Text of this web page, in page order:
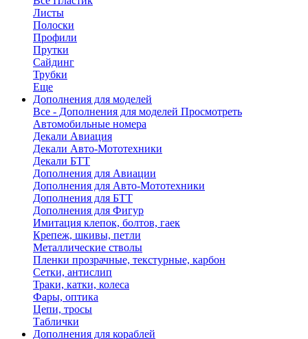
Листы
Полоски
Профили
Прутки
Сайдинг
Трубки
Еще
Дополнения для моделей
Все - Дополнения для моделей Просмотреть
Автомобильные номера
Декали Авиация
Декали Авто-Мототехники
Декали БТТ
Дополнения для Авиации
Дополнения для Авто-Мототехники
Дополнения для БТТ
Дополнения для Фигур
Имитация клепок, болтов, гаек
Крепеж, шкивы, петли
Металлические стволы
Пленки прозрачные, текстурные, карбон
Сетки, антислип
Траки, катки, колеса
Фары, оптика
Цепи, тросы
Таблички
Дополнения для кораблей